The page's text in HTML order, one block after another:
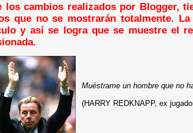
los cambios realizados por Blogger,
que no se mostrarán totalmente.
y así se logra que se muestre el
Muéstrame un hombre que no
(HARRY REDKNAPP, ex